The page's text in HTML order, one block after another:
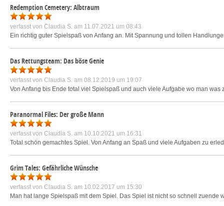
Redemption Cemetery: Albtraum
verfasst von Claudia S. am 11.07.2021 um 08:43
Ein richtig guter Spielspaß von Anfang an. Mit Spannung und tollen
Das Rettungsteam: Das böse Genie
verfasst von Claudia S. am 08.12.2019 um 19:07
Von Anfang bis Ende total viel Spielspaß und auch viele Aufgabe wo man
Paranormal Files: Der große Mann
verfasst von Claudia S. am 10.10.2021 um 16:31
Total schön gemachtes Spiel. Von Anfang an Spaß und viele Aufgaben zu
Grim Tales: Gefährliche Wünsche
verfasst von Claudia S. am 10.02.2017 um 15:30
Man hat lange Spielspaß mit dem Spiel. Das Spiel ist nicht so schnell